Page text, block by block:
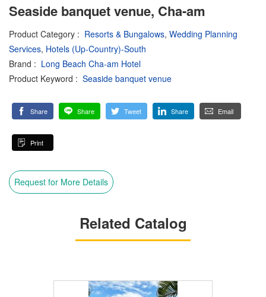
Seaside banquet venue, Cha-am
Product Category : Resorts & Bungalows, Wedding Planning
Services, Hotels (Up-Country)-South
Brand : Long Beach Cha-am Hotel
Product Keyword : Seaside banquet venue
Share Share Tweet Share Email
Print
Request for More Details
Related Catalog